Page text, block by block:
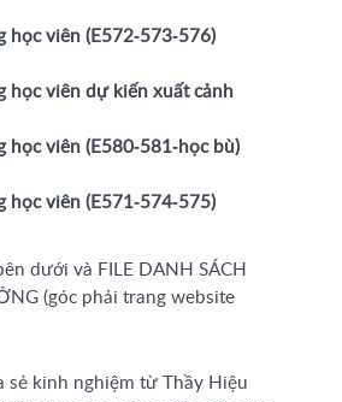
học viên (E572-573-576)
học viên dự kiến xuất cảnh
học viên (E580-581-học bù)
học viên (E571-574-575)
dưới và FILE DANH SÁCH
(góc phải trang website
sẻ kinh nghiệm từ Thầy Hiệu